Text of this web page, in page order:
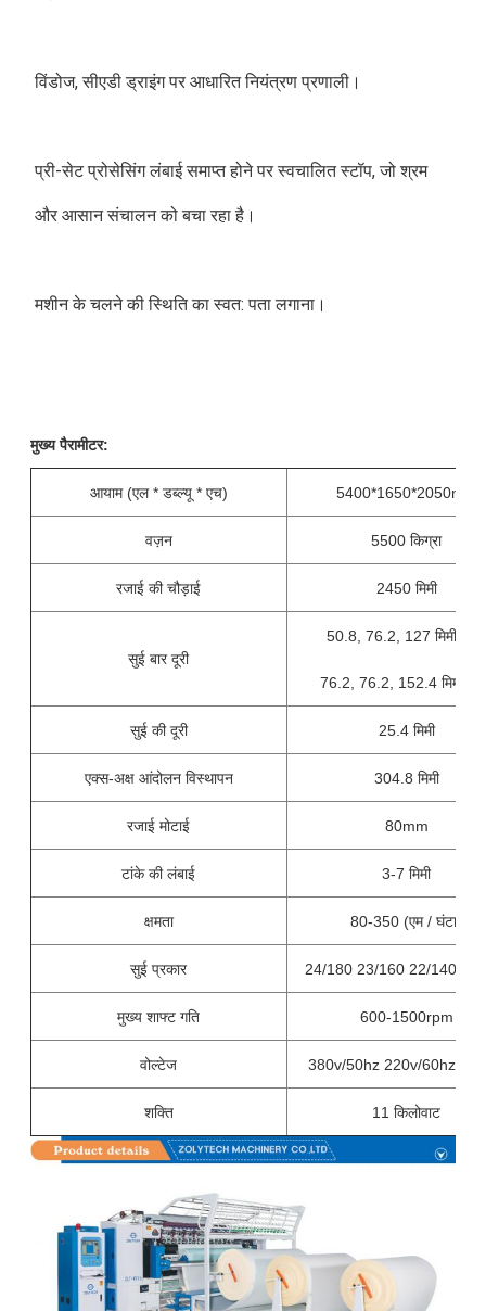
विंडोज, सीएडी ड्राइंग पर आधारित नियंत्रण प्रणाली।
प्री-सेट प्रोसेसिंग लंबाई समाप्त होने पर स्वचालित स्टॉप, जो श्रम
और आसान संचालन को बचा रहा है।
मशीन के चलने की स्थिति का स्वत: पता लगाना।
मुख्य पैरामीटर:
आयाम (एल * डब्ल्यू * एच) 5400*1650*2050mm
वज़न 5500 किग्रा
रजाई की चौड़ाई 2450 मिमी
सुई बार दूरी
50.8, 76.2, 127 मिमी (5'')
76.2, 76.2, 152.4 मिमी
सुई की दूरी 25.4 मिमी
एक्स-अक्ष आंदोलन विस्थापन 304.8 मिमी
रजाई मोटाई 80mm
टांके की लंबाई 3-7 मिमी
क्षमता 80-350 (एम / घंटा)
सुई प्रकार 24/180 23/160 22/140 21/
मुख्य शाफ्ट गति 600-1500rpm
वोल्टेज 380v/50hz 220v/60hz, 3-
शक्ति 11 किलोवाट